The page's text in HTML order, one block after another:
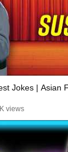
Jokes | Asian
views